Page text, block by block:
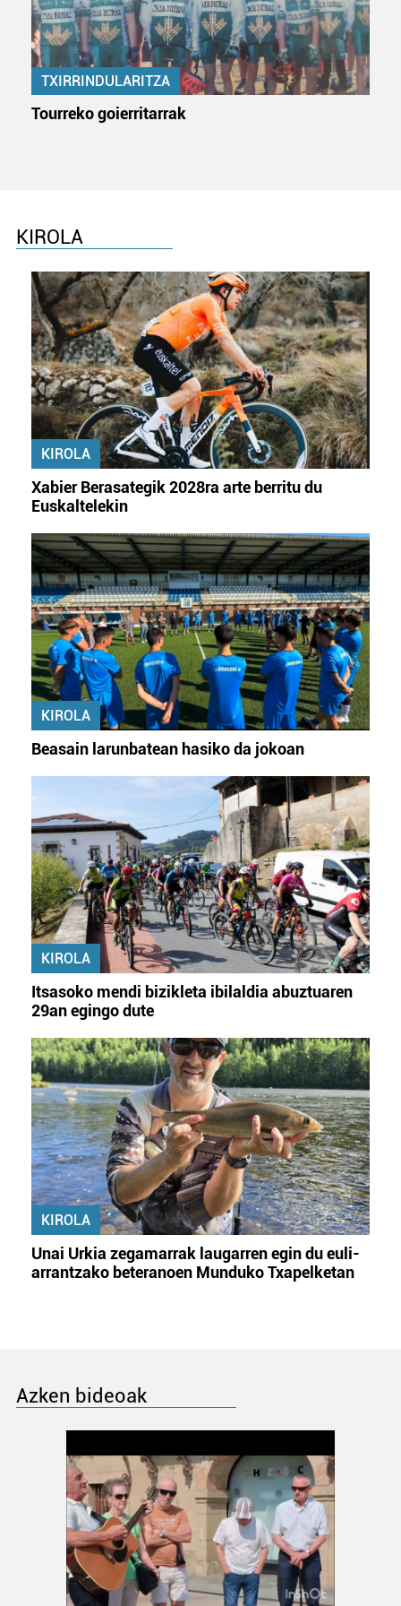
erabiltzeko baimen esplizitua ematen diguzu.Gehiago
irakurri
TXIRRINDULARITZA
Tourreko goierritarrak
KIROLA
KIROLA
Xabier Berasategik 2028ra arte berritu du
Euskaltelekin
KIROLA
Beasain larunbatean hasiko da jokoan
KIROLA
Itsasoko mendi bizikleta ibilaldia abuztuaren
29an egingo dute
KIROLA
Unai Urkia zegamarrak laugarren egin du euli-
arrantzako beteranoen Munduko Txapelketan
Azken bideoak